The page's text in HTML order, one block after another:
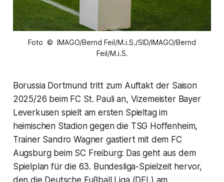
Foto © IMAGO/Bernd Feil/M.i.S./SID/IMAGO/Bernd
Feil/M.i.S.
Borussia Dortmund tritt zum Auftakt der Saison
2025/26 beim FC St. Pauli an, Vizemeister Bayer
Leverkusen spielt am ersten Spieltag im
heimischen Stadion gegen die TSG Hoffenheim,
Trainer Sandro Wagner gastiert mit dem FC
Augsburg beim SC Freiburg: Das geht aus dem
Spielplan für die 63. Bundesliga-Spielzeit hervor,
den die Deutsche Fußball Liga (DFL) am